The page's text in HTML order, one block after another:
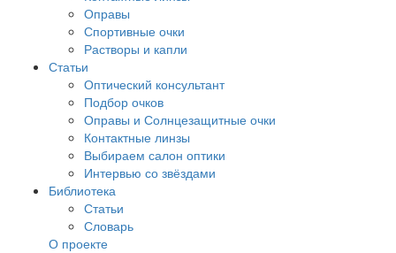
Оправы
Спортивные очки
Растворы и капли
Статьи
Оптический консультант
Подбор очков
Оправы и Солнцезащитные очки
Контактные линзы
Выбираем салон оптики
Интервью со звёздами
Библиотека
Статьи
Словарь
О проекте